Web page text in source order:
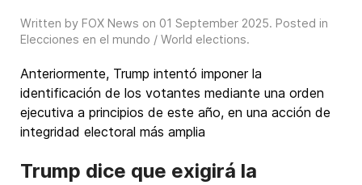
Written by FOX News on 01 September 2025. Posted in
Elecciones en el mundo / World elections.
Anteriormente, Trump intentó imponer la
identificación de los votantes mediante una orden
ejecutiva a principios de este año, en una acción de
integridad electoral más amplia
Trump dice que exigirá la